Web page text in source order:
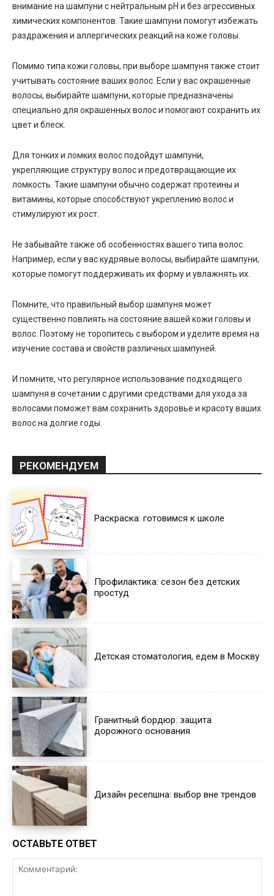
внимание на шампуни с нейтральным pH и без агрессивных
химических компонентов. Такие шампуни помогут избежать
раздражения и аллергических реакций на коже головы.
Помимо типа кожи головы, при выборе шампуня также стоит
учитывать состояние ваших волос. Если у вас окрашенные
волосы, выбирайте шампуни, которые предназначены
специально для окрашенных волос и помогают сохранить их
цвет и блеск.
Для тонких и ломких волос подойдут шампуни,
укрепляющие структуру волос и предотвращающие их
ломкость. Такие шампуни обычно содержат протеины и
витамины, которые способствуют укреплению волос и
стимулируют их рост.
Не забывайте также об особенностях вашего типа волос.
Например, если у вас кудрявые волосы, выбирайте шампуни,
которые помогут поддерживать их форму и увлажнять их.
Помните, что правильный выбор шампуня может
существенно повлиять на состояние вашей кожи головы и
волос. Поэтому не торопитесь с выбором и уделите время на
изучение состава и свойств различных шампуней.
И помните, что регулярное использование подходящего
шампуня в сочетании с другими средствами для ухода за
волосами поможет вам сохранить здоровье и красоту ваших
волос на долгие годы.
РЕКОМЕНДУЕМ
Раскраска: готовимся к школе
Профилактика: сезон без детских
простуд
Детская стоматология, едем в Москву
Гранитный бордюр: защита
дорожного основания
Дизайн ресепшна: выбор вне трендов
ОСТАВЬТЕ ОТВЕТ